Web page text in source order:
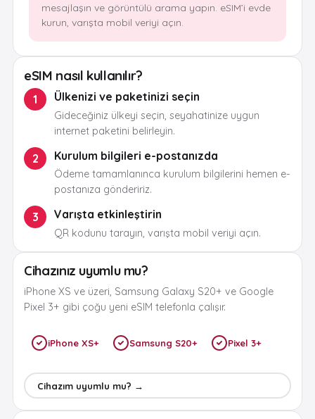
mesajlaşın ve görüntülü arama yapın. eSIM’i evde
kurun, varışta mobil veriyi açın.
eSIM nasıl kullanılır?
1 Ülkenizi ve paketinizi seçin
Gideceğiniz ülkeyi seçin, seyahatinize uygun
internet paketini belirleyin.
2 Kurulum bilgileri e-postanızda
Ödeme tamamlanınca kurulum bilgilerini hemen e-
postanıza göndeririz.
3 Varışta etkinleştirin
QR kodunu tarayın, varışta mobil veriyi açın.
Cihazınız uyumlu mu?
iPhone XS ve üzeri, Samsung Galaxy S20+ ve Google
Pixel 3+ gibi çoğu yeni eSIM telefonla çalışır.
iPhone XS+ Samsung S20+ Pixel 3+
Cihazım uyumlu mu? →